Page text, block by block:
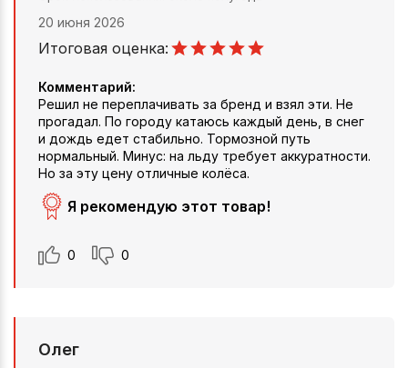
20 июня 2026
Итоговая оценка:
Комментарий:
Решил не переплачивать за бренд и взял эти. Не
прогадал. По городу катаюсь каждый день, в снег
и дождь едет стабильно. Тормозной путь
нормальный. Минус: на льду требует аккуратности.
Но за эту цену отличные колёса.
Я рекомендую этот товар!
0 0
Олег